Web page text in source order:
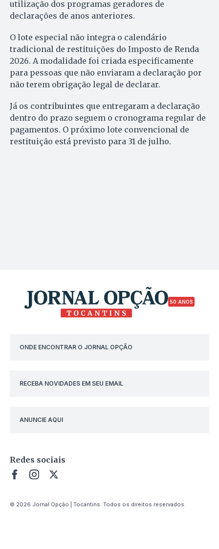
utilização dos programas geradores de
declarações de anos anteriores.
O lote especial não integra o calendário
tradicional de restituições do Imposto de Renda
2026. A modalidade foi criada especificamente
para pessoas que não enviaram a declaração por
não terem obrigação legal de declarar.
Já os contribuintes que entregaram a declaração
dentro do prazo seguem o cronograma regular de
pagamentos. O próximo lote convencional de
restituição está previsto para 31 de julho.
50 ANOS
ONDE ENCONTRAR O JORNAL OPÇÃO
RECEBA NOVIDADES EM SEU EMAIL
ANUNCIE AQUI
Redes sociais
© 2026 Jornal Opção | Tocantins. Todos os direitos reservados.